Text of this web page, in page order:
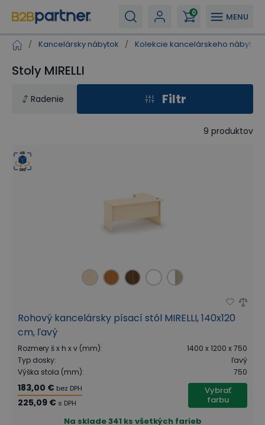
MENU
0
/ Kancelársky nábytok / Kolekcie kancelárskeho nábytku
Stoly MIRELLI
Radenie Filtr
9 produktov
Rohový kancelársky písací stôl MIRELLI, 140x120
cm, ľavý
Rozmery š x h x v (mm):
1400 x 1200 x 750
Typ dosky:
ľavý
Výška stola (mm): 750
183,00 € bez DPH
225,09 € s DPH
Vybrať
farbu
Na sklade341 ks všetkých farieb